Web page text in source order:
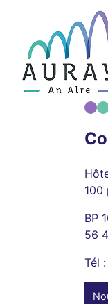
100
BP
56
Tél :